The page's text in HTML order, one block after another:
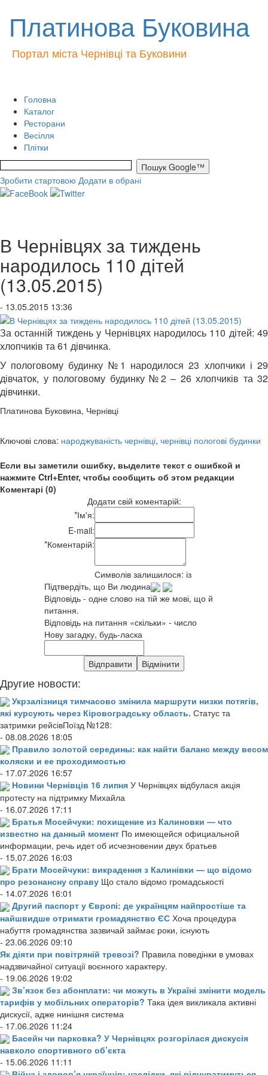
Платинова Буковина
Портал міста Чернівці та Буковини
Головна
Каталог
Ресторани
Весілля
Плітки
Зробити стартовою Додати в обрані
В Чернівцях за тиждень
народилось 110 дітей
(13.05.2015)
- 13.05.2015 13:36
За останній тиждень у Чернівцях народилось 110 дітей: 49
хлопчиків та 61 дівчинка.
У пологовому будинку №1 народилося 23 хлопчики і 29
дівчаток, у пологовому будинку №2 – 26 хлопчиків та 32
дівчинки.
Платинова Буковина, Чернівці
Ключові слова: народжуваність чернівці, чернівці пологові будинки
Если вы заметили ошибку, выделите текст с ошибкой и
нажмите Ctrl+Enter, чтобы сообщить об этом редакции
Коментарі (0)
Додати свій коментарій:
*Ім'я:
E-mail:
*Коментарій:
Символів залишилося: із
Підтвердіть, що Ви людина
Відповідь - одне слово на тій же мові, що й
питання.
Відповідь на питання «скільки» - число
Нову загадку, будь-ласка
Другие новости:
Укрзалізниця тимчасово змінила маршрути низки потягів,
які курсують через Кіровоградську область. Статус та
затримки рейсівПоїзд №128:
- 08.08.2026 18:05
Правило золотой середины: как найти баланс между весом
коляски и ее проходимостью
- 17.07.2026 16:57
Новини Чернівців 16 липня У Чернівцях відбулася акція
протесту на підтримку Михайла
- 16.07.2026 17:11
Братья Мосейчуки: похищение из Калиновки — что
известно на данный момент По имеющейся официальной
информации, речь идет об исчезновении двух братьев
- 15.07.2026 16:03
Брати Мосейчуки: викрадення з Калинівки — що відомо
про резонансну справу Що стало відомо громадськості
- 14.07.2026 16:01
Другий паспорт у Європі: де українцям найпростіше та
найшвидше отримати громадянство ЄС Хоча процедура
набуття громадянства зазвичай займає роки, існують
- 23.06.2026 09:10
Як діяти при повітряній тревозі? Правила поведінки в умовах
надзвичайної ситуації воєнного характеру.
- 19.06.2026 19:02
Зв’язок без абонплати: чи можуть в Україні змінити модель
тарифів у мобільних операторів? Така ідея викликала активні
дискусії, адже нинішня система
- 17.06.2026 11:24
Басейн чи парковка? У Чернівцях розгорілася дискусія
навколо спортивного об’єкта
- 15.06.2026 11:11